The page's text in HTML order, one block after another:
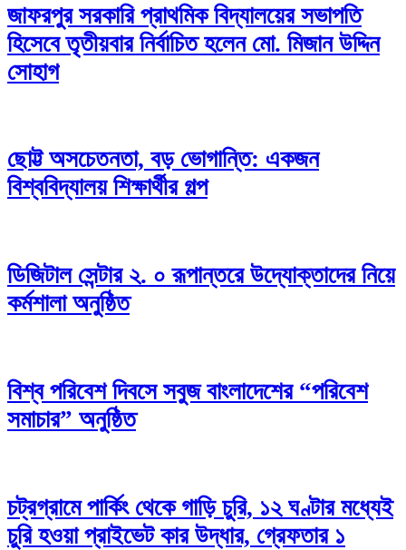
জাফরপুর সরকারি প্রাথমিক বিদ্যালয়ের সভাপতি
হিসেবে তৃতীয়বার নির্বাচিত হলেন মো. মিজান উদ্দিন
সোহাগ
ছোট্ট অসচেতনতা, বড় ভোগান্তি: একজন
বিশ্ববিদ্যালয় শিক্ষার্থীর গল্প
ডিজিটাল সেন্টার ২. ০ রূপান্তরে উদ্যোক্তাদের নিয়ে
কর্মশালা অনুষ্ঠিত
বিশ্ব পরিবেশ দিবসে সবুজ বাংলাদেশের “পরিবেশ
সমাচার” অনুষ্ঠিত
চট্রগ্রামে পার্কিং থেকে গাড়ি চুরি, ১২ ঘণ্টার মধ্যেই
চুরি হওয়া প্রাইভেট কার উদ্ধার, গ্রেফতার ১